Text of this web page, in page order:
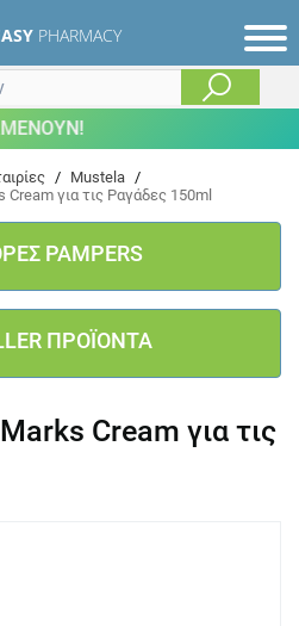
PHARMACY
/ Mustela /
για τις Ραγάδες 150ml
PAMPERS
ΠΡΟΪΟΝΤΑ
Cream για τις